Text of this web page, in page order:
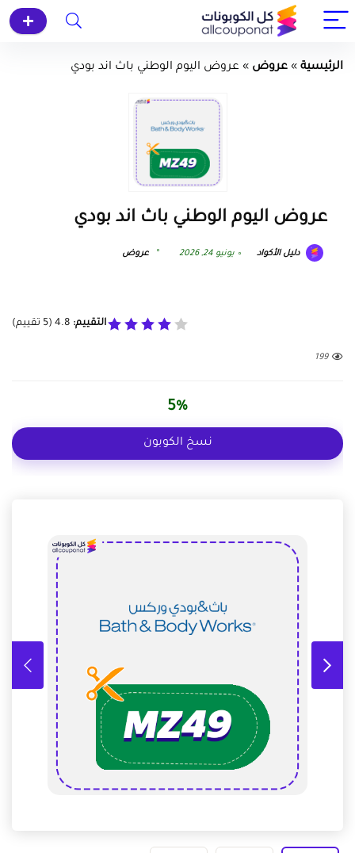
الرئيسية » عروض » عروض اليوم الوطني باث اند بودي
عروض اليوم الوطني باث اند بودي
دليل الأكواد يونيو 24, 2026 عروض
التقييم: 4.8
(
5 تقييم)
199
5%
نسخ الكوبون